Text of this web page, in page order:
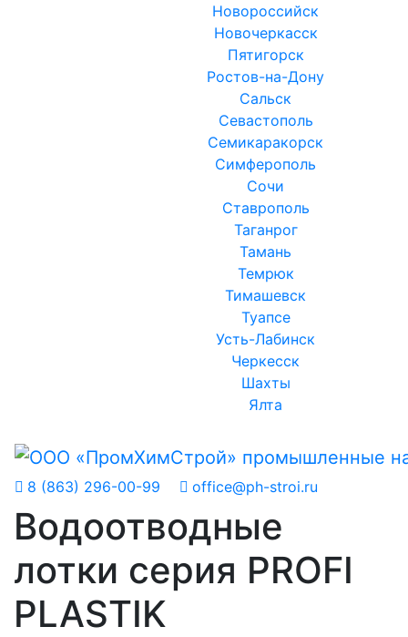
Новороссийск
Новочеркасск
Пятигорск
Ростов-на-Дону
Сальск
Севастополь
Семикаракорск
Симферополь
Сочи
Ставрополь
Таганрог
Тамань
Темрюк
Тимашевск
Туапсе
Усть-Лабинск
Черкесск
Шахты
Ялта
8 (863) 296-00-99 office@ph-stroi.ru
Водоотводные
лотки серия PROFI
PLASTIK